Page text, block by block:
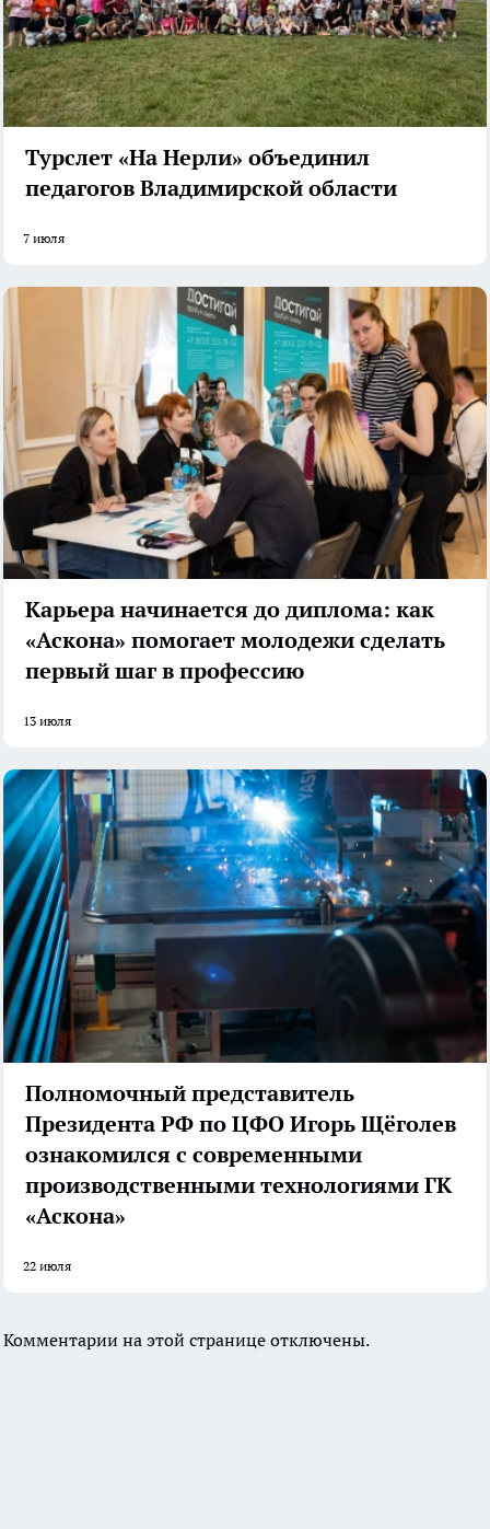
Турслет «На Нерли» объединил
педагогов Владимирской области
7 июля
Карьера начинается до диплома: как
«Аскона» помогает молодежи сделать
первый шаг в профессию
13 июля
Полномочный представитель
Президента РФ по ЦФО Игорь Щёголев
ознакомился с современными
производственными технологиями ГК
«Аскона»
22 июля
Комментарии на этой странице отключены.